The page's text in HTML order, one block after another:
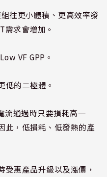
往更小體積、更高效率發
需求會增加。
VF GPP。
低的二極體。
流通過時只要損耗高一
此，低損耗、低發熱的產
惠產品升級以及漲價，